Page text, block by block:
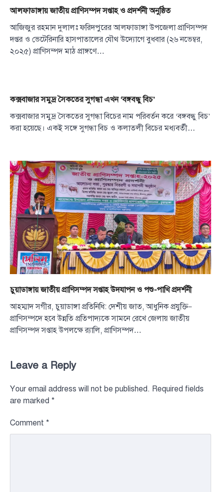
আলফাডাঙ্গায় জাতীয় প্রাণিসম্পদ সপ্তাহ ও প্রদর্শনী অনুষ্ঠিত
আজিজুর রহমান দুলালঃ ​ফরিদপুরের আলফাডাঙ্গা উপজেলা প্রাণিসম্পদ
দপ্তর ও ভেটেরিনারি হাসপাতালের যৌথ উদ্যোগে বুধবার (২৬ নভেম্বর,
২০২৫) প্রাণিসম্পদ মাঠ প্রাঙ্গণে…
কক্সবাজার সমুদ্র সৈকতের সুগন্ধা এখন ‘বঙ্গবন্ধু বিচ’
কক্সবাজার সমুদ্র সৈকতের সুগন্ধা বিচের নাম পরিবর্তন করে ‘বঙ্গবন্ধু বিচ’
করা হয়েছে। একই সঙ্গে সুগন্ধা বিচ ও কলাতলী বিচের মধ্যবর্তী…
চুয়াডাঙ্গায় জাতীয় প্রাণিসম্পদ সপ্তাহ উদযাপন ও পশু-পাখি প্রদর্শনী
আহম্মাদ সগীর, চুয়াডাঙ্গা প্রতিনিধি: দেশীয় জাত, আধুনিক প্রযুক্তি—
প্রাণিসম্পদে হবে উন্নতি প্রতিপাদ্যকে সামনে রেখে জেলায় জাতীয়
প্রাণিসম্পদ সপ্তাহ উপলক্ষে র‌্যালি, প্রাণিসম্পদ…
Leave a Reply
Your email address will not be published. Required fields
are marked *
Comment *